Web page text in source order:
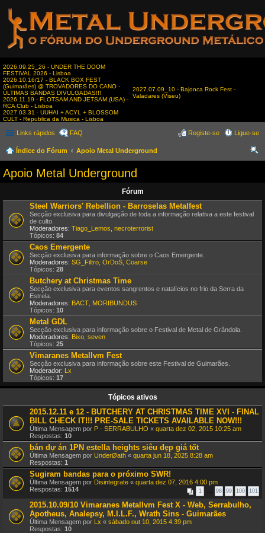
2026.09.25_26 - UNDER THE DOOM
FESTIVAL 2026 - Lisboa
2026.10.16/17 - BLACK BOX FEST
(Guimarães) @ TROVADORES DO CANO -
ÚLTIMAS BANDAS DIVULGADAS!!!
2026.11.19 - FLOTSAM AND JETSAM (USA) -
RCA Club - Lisboa
2027.03.31 - UUHAI + ACYL + BLOSSOM
CULT - Republica da Musica - Lisboa
2027.07.09_10 - Bajonca Rock Fest -
Valadares (Viseu)
Links rápidos FAQ Ligue-se
Registe-se
Índice do Fórum
Apoio Metal Underground
Apoio Metal Underground
Fórum
Steel Warriors' Rebellion - Barroselas Metalfest
Secção exclusiva para divulgação de toda a informação relativa a este festival
de culto.
Moderadores: Tiago_Lemos necroterrorist
Tópicos: 84
Caos Emergente
Secção exclusiva para informação sobre o Caos Emergente.
Moderadores: SG_Filtro OrDoS Coarse
Tópicos: 28
Butchery at Christmas Time
Secção exclusiva para eventos sangrentos e natalícios no frio da Serra da
Estrela.
Moderadores: BACT MORIBUNDUS
Tópicos: 10
Metal GDL
Secção exclusiva para informação sobre o Festival de Metal de Grândola.
Moderadores: Bixo seven
Tópicos: 25
Vimaranes Metallvm Fest
Secção exclusiva para informação sobre este Festival de Guimarães.
Moderador: Lx
Tópicos: 17
Tópicos ativos
2015.12.11 e 12 - BUTCHERY AT CHRISTMAS TIME XVI - FINAL
BILL CHECK IT!!! PRE-SALE TICKETS AVAILABLE NOW!!!
Última Mensagem por P - SERRABULHO « quarta dez 02, 2015 10:25 am
Respostas: 10
bán dự án 1PN estella heights siêu đẹp giá tốt
Última Mensagem por UnderØath « quarta jun 18, 2025 8:28 am
Respostas: 1
Sugiram bandas para o próximo SWR!
Última Mensagem por Disintegrate « quarta dez 07, 2016 4:00 pm
Respostas: 1514 1 … 98 99 100 101
2015.10.09/10 Vimaranes Metallvm Fest X - Web, Serrabulho,
Apotheus, Analepsy, M.I.L.F., Wrath Sins - Guimarães
Última Mensagem por Lx « sábado out 10, 2015 4:39 pm
Respostas: 10